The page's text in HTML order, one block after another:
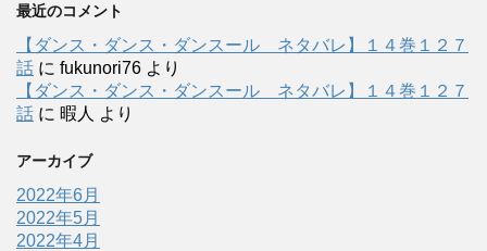
最近のコメント
【ダンス・ダンス・ダンスール ネタバレ】１４巻１２７
話 に fukunori76 より
【ダンス・ダンス・ダンスール ネタバレ】１４巻１２７
話 に 暇人 より
アーカイブ
2022年6月
2022年5月
2022年4月